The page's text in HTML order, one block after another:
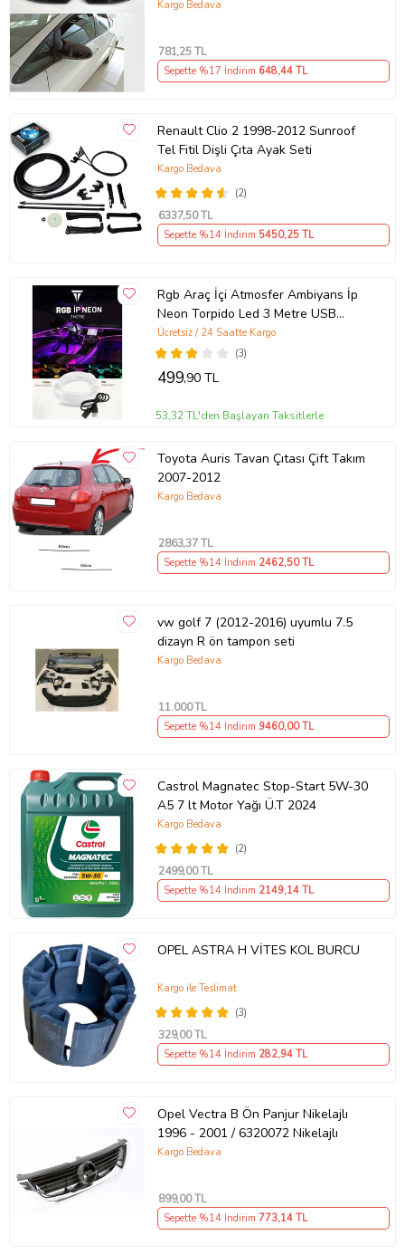
Kargo Bedava
781,25 TL
Sepette %17 İndirim 648,44 TL
Renault Clio 2 1998-2012 Sunroof
Tel Fitil Dişli Çıta Ayak Seti
(2)
Kargo Bedava
6337,50 TL
Sepette %14 İndirim 5450,25 TL
Rgb Araç İçi Atmosfer Ambiyans İp
Neon Torpido Led 3 Metre USB
Girişli
(3)
Ücretsiz / 24 Saatte Kargo
499,90 TL
53,32 TL'den Başlayan Taksitlerle
Toyota Auris Tavan Çıtası Çift Takım
2007-2012
Kargo Bedava
2863,37 TL
Sepette %14 İndirim 2462,50 TL
vw golf 7 (2012-2016) uyumlu 7.5
dizayn R ön tampon seti
Kargo Bedava
11.000TL
Sepette %14 İndirim 9460,00 TL
Castrol Magnatec Stop-Start 5W-30
A5 7 lt Motor Yağı Ü.T 2024
(2)
Kargo Bedava
2499,00 TL
Sepette %14 İndirim 2149,14 TL
OPEL ASTRA H VİTES KOL BURCU
(3)
Kargo ile Teslimat
329,00 TL
Sepette %14 İndirim 282,94 TL
Opel Vectra B Ön Panjur Nikelajlı
1996 - 2001 / 6320072 Nikelajlı
Kargo Bedava
899,00 TL
Sepette %14 İndirim 773,14 TL